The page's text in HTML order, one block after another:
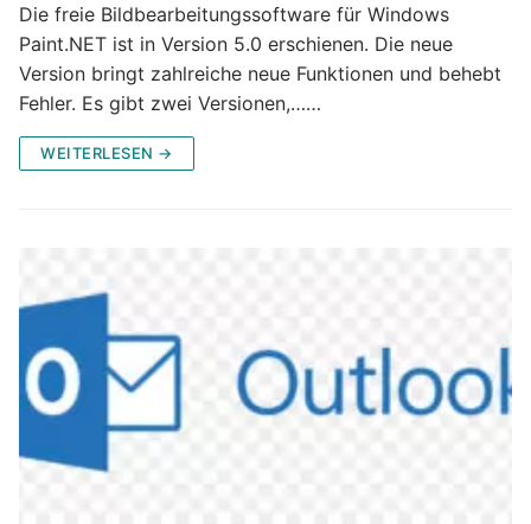
Die freie Bildbearbeitungssoftware für Windows
Paint.NET ist in Version 5.0 erschienen. Die neue
Version bringt zahlreiche neue Funktionen und behebt
Fehler. Es gibt zwei Versionen,……
WEITERLESEN →